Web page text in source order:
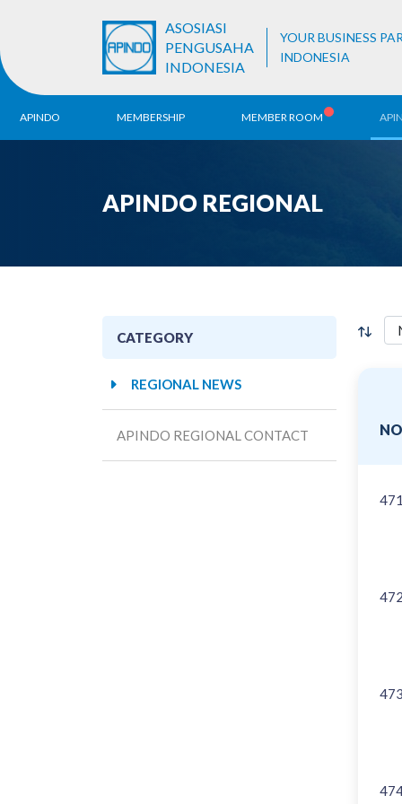
ASOSIASI
PENGUSAHA
INDONESIA
YOUR BUSINESS
INDONESIA
APINDO
Vision & Mission
MEMBERSHIP MEMBER ROOM
APINDO REGIONAL
CATEGORY
REGIONAL NEWS
APINDO REGIONAL CONTACT NO
471
472
473